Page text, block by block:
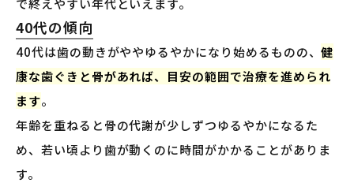
で終えやすい年代といえます。
40代の傾向
40代は歯の動きがややゆるやかになり始めるものの、健
康な歯ぐきと骨があれば、目安の範囲で治療を進められ
ます。
年齢を重ねると骨の代謝が少しずつゆるやかになるた
め、若い頃より歯が動くのに時間がかかることがありま
す。